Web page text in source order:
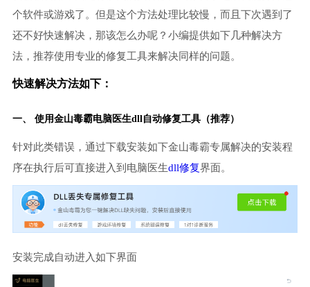
个软件或游戏了。但是这个方法处理比较慢，而且下次遇到了
还不好快速解决，那该怎么办呢？小编提供如下几种解决方
法，推荐使用专业的修复工具来解决同样的问题。
快速解决方法如下：
一、 使用金山毒霸电脑医生dll自动修复工具（推荐）
针对此类错误，通过下载安装如下金山毒霸专属解决的安装程
序在执行后可直接进入到电脑医生dll修复界面。
安装完成自动进入如下界面